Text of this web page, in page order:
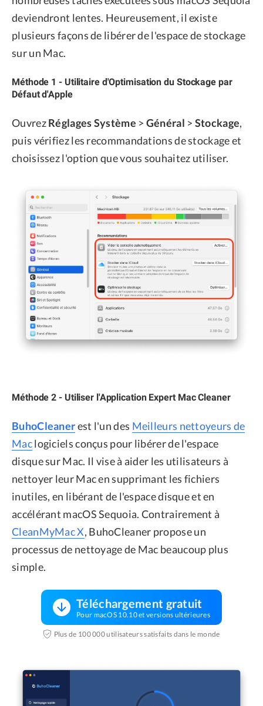
deviendront lentes. Heureusement, il existe
plusieurs façons de libérer de l'espace de stockage
sur un Mac.
Méthode 1 - Utilitaire d'Optimisation du Stockage par
Défaut d'Apple
OuvrezRéglages Système > Général > Stockage,
puis vérifiez les recommandations de stockage et
choisissez l'option que vous souhaitez utiliser.
Méthode 2 - Utiliser l'Application Expert Mac Cleaner
BuhoCleanerest l'un des Meilleurs nettoyeurs de
Maclogiciels conçus pour libérer de l'espace
disque sur Mac. Il vise à aider les utilisateurs à
nettoyer leur Mac en supprimant les fichiers
inutiles, en libérant de l'espace disque et en
accélérant macOS Sequoia. Contrairement à
CleanMyMac X, BuhoCleaner propose un
processus de nettoyage de Mac beaucoup plus
simple.
Téléchargement gratuit
Pour macOS 10.10 et versions ultérieures
Plus de 100 000 utilisateurs satisfaits dans le monde